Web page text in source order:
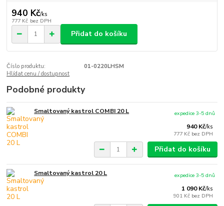
940 Kč/ks
777 Kč bez DPH
Přidat do košíku
Číslo produktu:
01-0220LHSM
Hlídat cenu / dostupnost
Podobné produkty
Smaltovaný kastrol COMBI 20 L
940 Kč/ks
777 Kč bez DPH
expedice 3-5 dnů
Přidat do košíku
Smaltovaný kastrol 20 L
1 090 Kč/ks
901 Kč bez DPH
expedice 3-5 dnů